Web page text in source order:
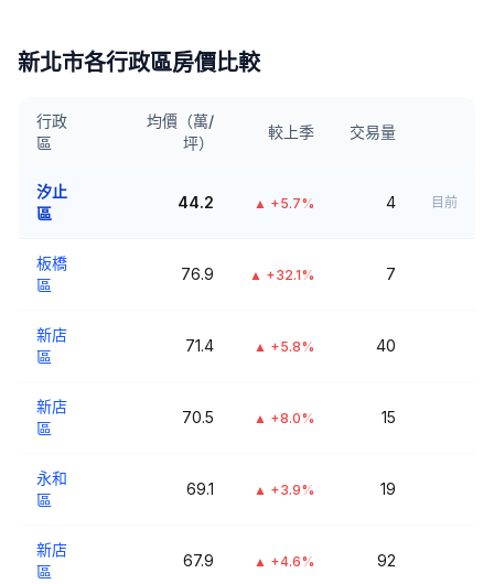
新北市各行政區房價比較
行政
區
均價（萬/
坪）
較上季 交易量
汐止
區
44.2 ▲ +5.7% 4 目前
板橋
區
76.9 ▲ +32.1% 7
新店
區
71.4 ▲ +5.8% 40
新店
區
70.5 ▲ +8.0% 15
永和
區
69.1 ▲ +3.9% 19
新店
區
67.9 ▲ +4.6% 92